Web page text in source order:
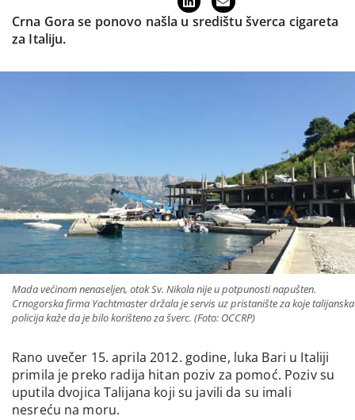
Crna Gora se ponovo našla u središtu šverca cigareta
za Italiju.
Mada većinom nenaseljen, otok Sv. Nikola nije u potpunosti napušten.
Crnogorska firma Yachtmaster držala je servis uz pristanište za koje talijanska
policija kaže da je bilo korišteno za šverc. (Foto: OCCRP)
Rano uvečer 15. aprila 2012. godine, luka Bari u Italiji
primila je preko radija hitan poziv za pomoć. Poziv su
uputila dvojica Talijana koji su javili da su imali
nesreću na moru.